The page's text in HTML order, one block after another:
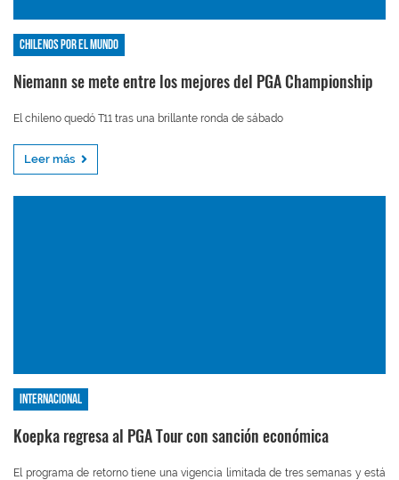
Chilenos por el mundo
Niemann se mete entre los mejores del PGA Championship
El chileno quedó T11 tras una brillante ronda de sábado
Leer más
Internacional
Koepka regresa al PGA Tour con sanción económica
El programa de retorno tiene una vigencia limitada de tres semanas y está